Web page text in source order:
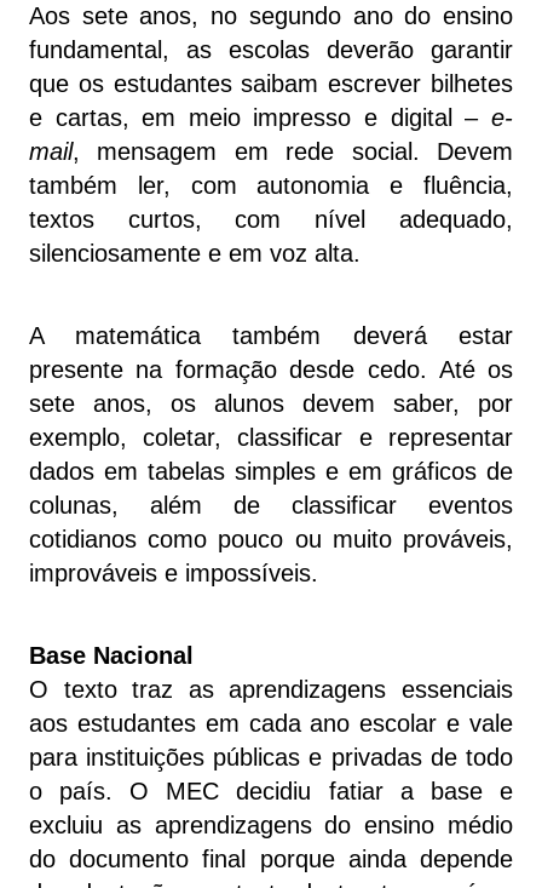
Aos sete anos, no segundo ano do ensino
fundamental, as escolas deverão garantir
que os estudantes saibam escrever bilhetes
e cartas, em meio impresso e digital –e-
mail, mensagem em rede social. Devem
também ler, com autonomia e fluência,
textos curtos, com nível adequado,
silenciosamente e em voz alta.
A matemática também deverá estar
presente na formação desde cedo. Até os
sete anos, os alunos devem saber, por
exemplo, coletar, classificar e representar
dados em tabelas simples e em gráficos de
colunas, além de classificar eventos
cotidianos como pouco ou muito prováveis,
improváveis e impossíveis.
Base Nacional
O texto traz as aprendizagens essenciais
aos estudantes em cada ano escolar e vale
para instituições públicas e privadas de todo
o país. O MEC decidiu fatiar a base e
excluiu as aprendizagens do ensino médio
do documento final porque ainda depende